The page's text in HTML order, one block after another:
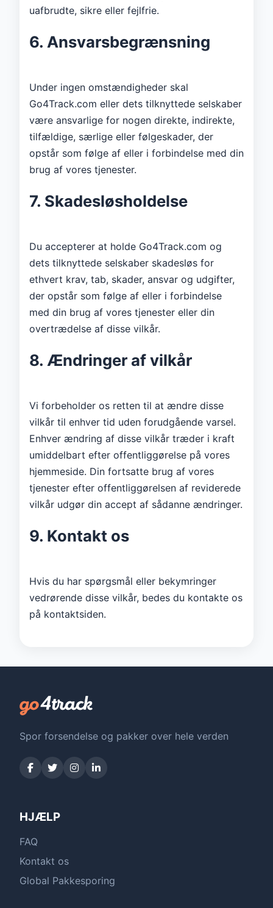
uafbrudte, sikre eller fejlfrie.
6. Ansvarsbegrænsning
Under ingen omstændigheder skal
Go4Track.com eller dets tilknyttede selskaber
være ansvarlige for nogen direkte, indirekte,
tilfældige, særlige eller følgeskader, der
opstår som følge af eller i forbindelse med din
brug af vores tjenester.
7. Skadesløsholdelse
Du accepterer at holde Go4Track.com og
dets tilknyttede selskaber skadesløs for
ethvert krav, tab, skader, ansvar og udgifter,
der opstår som følge af eller i forbindelse
med din brug af vores tjenester eller din
overtrædelse af disse vilkår.
8. Ændringer af vilkår
Vi forbeholder os retten til at ændre disse
vilkår til enhver tid uden forudgående varsel.
Enhver ændring af disse vilkår træder i kraft
umiddelbart efter offentliggørelse på vores
hjemmeside. Din fortsatte brug af vores
tjenester efter offentliggørelsen af ​​reviderede
vilkår udgør din accept af sådanne ændringer.
9. Kontakt os
Hvis du har spørgsmål eller bekymringer
vedrørende disse vilkår, bedes du kontakte os
på kontaktsiden.
Spor forsendelse og pakker over hele verden
HJÆLP
FAQ
Kontakt os
Global Pakkesporing